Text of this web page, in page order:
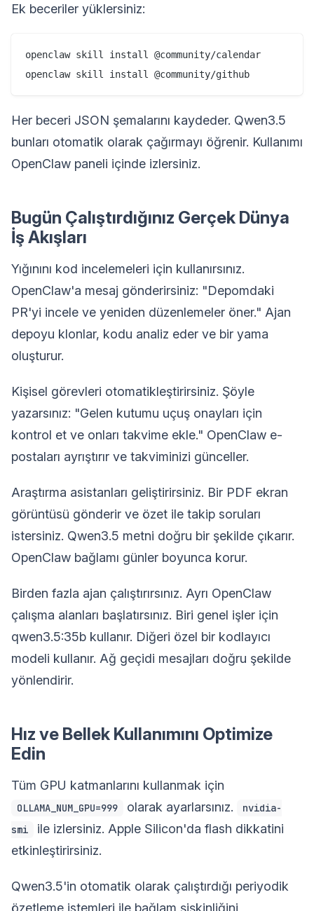
Ek beceriler yüklersiniz:
openclaw skill install @community/calendar
Her beceri JSON şemalarını kaydeder. Qwen3.5
bunları otomatik olarak çağırmayı öğrenir. Kullanımı
OpenClaw paneli içinde izlersiniz.
Bugün Çalıştırdığınız Gerçek Dünya
İş Akışları
Yığınını kod incelemeleri için kullanırsınız.
OpenClaw'a mesaj gönderirsiniz: "Depomdaki
PR'yi incele ve yeniden düzenlemeler öner." Ajan
depoyu klonlar, kodu analiz eder ve bir yama
oluşturur.
Kişisel görevleri otomatikleştirirsiniz. Şöyle
yazarsınız: "Gelen kutumu uçuş onayları için
kontrol et ve onları takvime ekle." OpenClaw e-
postaları ayrıştırır ve takviminizi günceller.
Araştırma asistanları geliştirirsiniz. Bir PDF ekran
görüntüsü gönderir ve özet ile takip soruları
istersiniz. Qwen3.5 metni doğru bir şekilde çıkarır.
OpenClaw bağlamı günler boyunca korur.
Birden fazla ajan çalıştırırsınız. Ayrı OpenClaw
çalışma alanları başlatırsınız. Biri genel işler için
qwen3.5:35b kullanır. Diğeri özel bir kodlayıcı
modeli kullanır. Ağ geçidi mesajları doğru şekilde
yönlendirir.
Hız ve Bellek Kullanımını Optimize
Edin
Tüm GPU katmanlarını kullanmak için
OLLAMA_NUM_GPU=999 olarak ayarlarsınız.
nvidia-
smi
ile izlersiniz. Apple Silicon'da flash dikkatini
etkinleştirirsiniz.
Qwen3.5'in otomatik olarak çalıştırdığı periyodik
özetleme istemleri ile bağlam şişkinliğini